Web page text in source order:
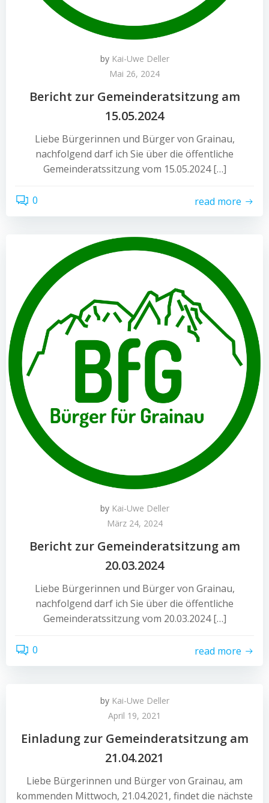
by Kai-Uwe Deller
Mai 26, 2024
Bericht zur Gemeinderatsitzung am
15.05.2024
Liebe Bürgerinnen und Bürger von Grainau,
nachfolgend darf ich Sie über die öffentliche
Gemeinderatssitzung vom 15.05.2024 […]
0 read more
by Kai-Uwe Deller
März 24, 2024
Bericht zur Gemeinderatsitzung am
20.03.2024
Liebe Bürgerinnen und Bürger von Grainau,
nachfolgend darf ich Sie über die öffentliche
Gemeinderatssitzung vom 20.03.2024 […]
0 read more
by Kai-Uwe Deller
April 19, 2021
Einladung zur Gemeinderatsitzung am
21.04.2021
Liebe Bürgerinnen und Bürger von Grainau, am
kommenden Mittwoch, 21.04.2021, findet die nächste